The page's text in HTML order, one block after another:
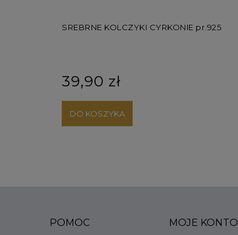
SREBRNE KOLCZYKI CYRKONIE pr.925
39,90 zł
DO KOSZYKA
POMOC MOJE KONTO